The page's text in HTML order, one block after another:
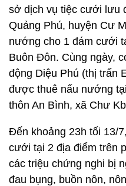
sở dịch vụ tiệc cưới lưu
Quảng Phú, huyện Cư
nướng cho 1 đám cưới
Buôn Đôn. Cùng ngày,
động Diệu Phú (thị trấn
được thuê nấu nướng
thôn An Bình, xã Chư
Đến khoảng 23h tối 13/
cưới tại 2 địa điểm trên
các triệu chứng nghi bị
đau bụng, buồn nôn,